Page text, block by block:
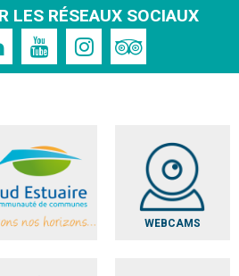
LES RÉSEAUX SOCIAUX
WEBCAMS